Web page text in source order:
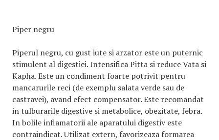
Piper negru
Piperul negru, cu gust iute si arzator este un puternic
stimulent al digestiei. Intensifica Pitta si reduce Vata si
Kapha. Este un condiment foarte potrivit pentru
mancarurile reci (de exemplu salata verde sau de
castravei), avand efect compensator. Este recomandat
in tulburarile digestive si metabolice, obezitate, febra.
In bolile inflamatorii ale aparatului digestiv este
contraindicat. Utilizat extern, favorizeaza formarea